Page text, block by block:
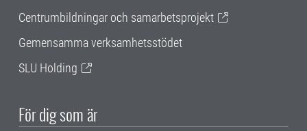
Centrumbildningar och samarbetsprojekt
Gemensamma verksamhetsstödet
SLU Holding
För dig som är